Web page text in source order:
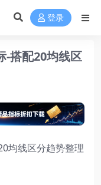
登录
-搭配20均线区
均线区分趋势整理